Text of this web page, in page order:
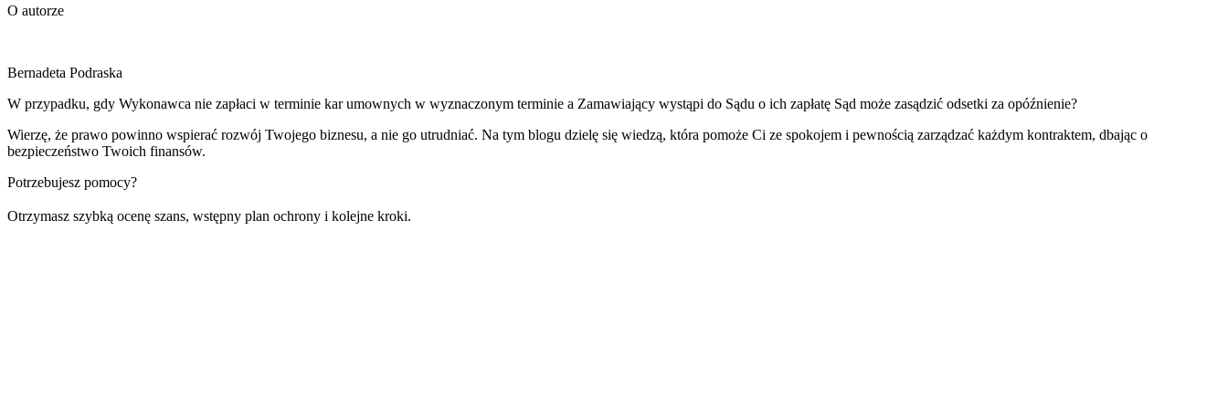
O autorze
Bernadeta Podraska
W przypadku, gdy Wykonawca nie zapłaci w terminie kar umownych w wyznaczonym terminie a Zamawiający wystąpi do Sądu o ich zapłatę Sąd może zasądzić odsetki za opóźnienie?
Wierzę, że prawo powinno wspierać rozwój Twojego biznesu, a nie go utrudniać. Na tym blogu dzielę się wiedzą, która pomoże Ci ze spokojem i pewnością zarządzać każdym kontraktem, dbając o
bezpieczeństwo Twoich finansów.
Potrzebujesz pomocy?
Otrzymasz szybką ocenę szans, wstępny plan ochrony i kolejne kroki.